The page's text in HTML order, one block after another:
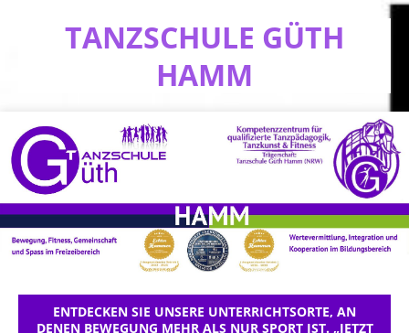
TANZSCHULE GÜTH
HAMM
ENTDECKEN SIE UNSERE UNTERRICHTSORTE, AN
DENEN BEWEGUNG MEHR ALS NUR SPORT IST. „JETZT